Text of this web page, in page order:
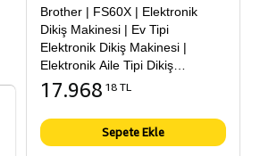
Brother | FS60X | Elektronik
Dikiş Makinesi | Ev Tipi
Elektronik Dikiş Makinesi |
Elektronik Aile Tipi Dikiş
Makinesi
17.968 18 TL
Sepete Ekle